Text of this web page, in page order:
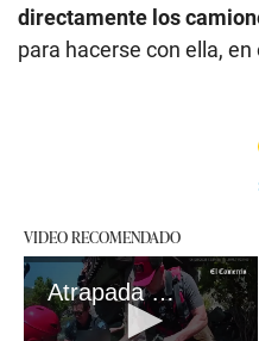
directamente los
para hacerse con ella,
VIDEO RECOMENDADO
Atrapada bajo un puente en Utah: el rescate de un guardabosques y desconocidos quedó grabado | Video: Utah DNR Division Of Law Enforcement